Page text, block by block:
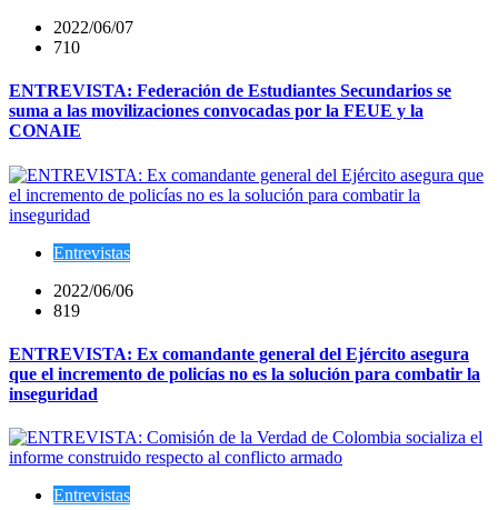
2022/06/07
710
ENTREVISTA: Federación de Estudiantes Secundarios se
suma a las movilizaciones convocadas por la FEUE y la
CONAIE
Entrevistas
2022/06/06
819
ENTREVISTA: Ex comandante general del Ejército asegura
que el incremento de policías no es la solución para combatir la
inseguridad
Entrevistas